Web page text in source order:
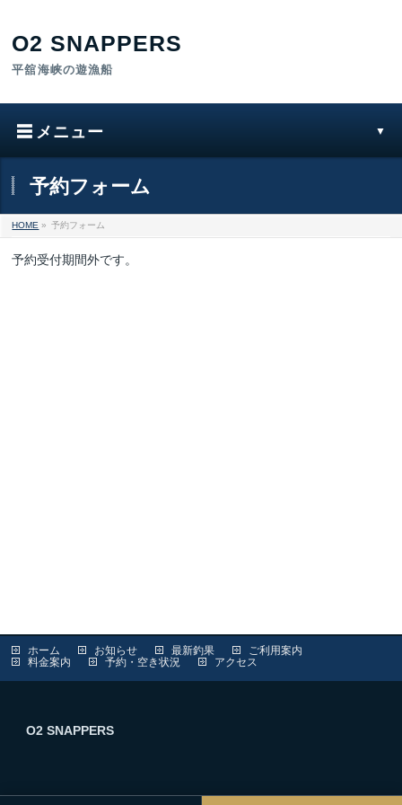
予約フォーム
HOME » 予約フォーム
予約受付期間外です。
ホーム お知らせ 最新釣果
ご利用案内
料金案内
予約・空き状況 アクセス
O2 SNAPPERS